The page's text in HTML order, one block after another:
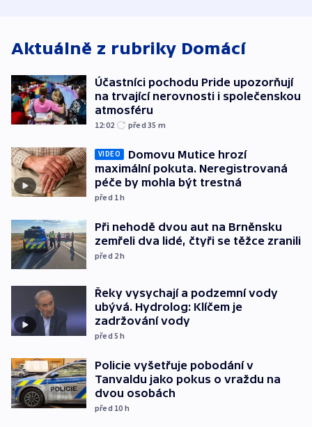
Aktuálně z rubriky Domácí
Účastníci pochodu Pride upozorňují
na trvající nerovnosti i společenskou
atmosféru
12:02 před 35 m
VIDEO
Domovu Mutice hrozí
maximální pokuta. Neregistrovaná
péče by mohla být trestná
před 1h
Při nehodě dvou aut na Brněnsku
zemřeli dva lidé, čtyři se těžce zranili
před 2h
Řeky vysychají a podzemní vody
ubývá. Hydrolog: Klíčem je
zadržování vody
před 5h
Policie vyšetřuje pobodání v
Tanvaldu jako pokus o vraždu na
dvou osobách
před 10 h